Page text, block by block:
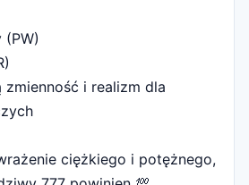
(PW)
zmienność i realizm dla
ciężkiego i potężnego,